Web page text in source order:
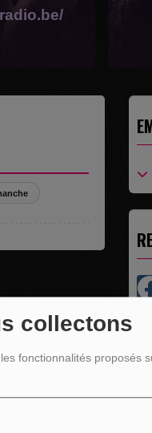
collectons
fonctionnalités proposés